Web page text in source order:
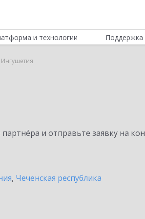
и технологии Поддержка
Ингушетия
и отправьте заявку на
, Чеченская республика